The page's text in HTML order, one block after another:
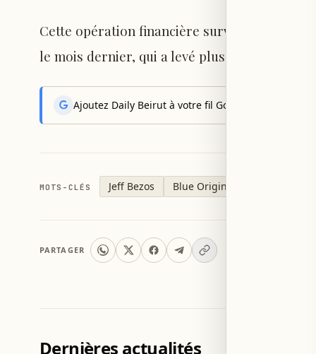
Cette opération financière survient après
le mois dernier, qui a levé plus de 85
Ajoutez Daily Beirut à votre fil Google News pour
MOTS-CLÉS Jeff Bezos Blue Origin
PARTAGER
Dernières actualités